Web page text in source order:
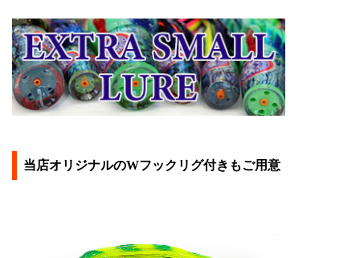
当店オリジナルのWフックリグ付きもご用意